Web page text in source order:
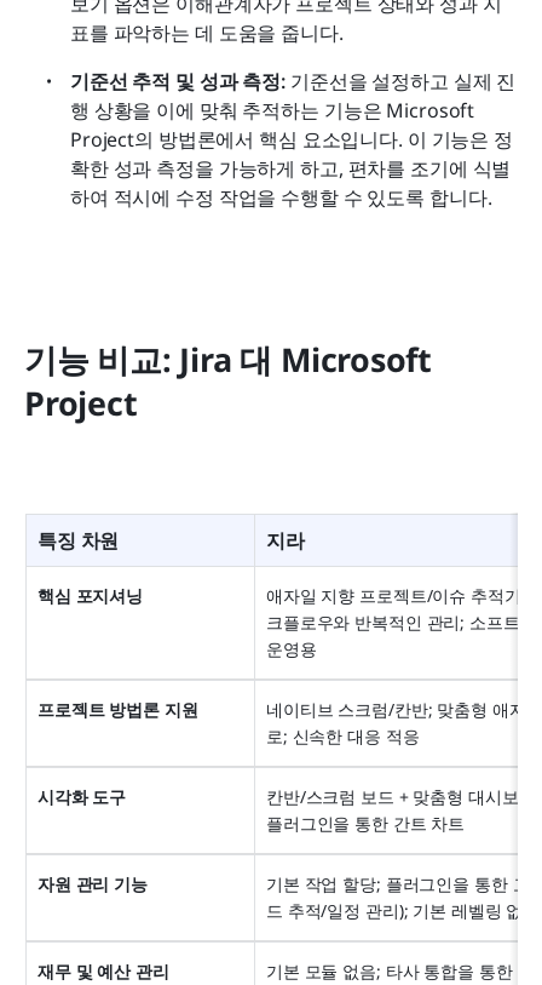
표를 파악하는 데 도움을 줍니다.
기준선 추적 및 성과 측정: 기준선을 설정하고 실제 진
행 상황을 이에 맞춰 추적하는 기능은 Microsoft
Project의 방법론에서 핵심 요소입니다. 이 기능은 정
확한 성과 측정을 가능하게 하고, 편차를 조기에 식별
하여 적시에 수정 작업을 수행할 수 있도록 합니다.
기능 비교: Jira 대 Microsoft
Project
특징 차원 지라
핵심 포지셔닝
애자일 지향 프로젝트/이슈 추적기;
크플로우와 반복적인 관리; 소프트
운영용
프로젝트 방법론 지원
네이티브 스크럼/칸반; 맞춤형 애자
로; 신속한 대응 적응
시각화 도구
칸반/스크럼 보드 + 맞춤형 대시보드
플러그인을 통한 간트 차트
자원 관리 기능
기본 작업 할당; 플러그인을 통한 고
드 추적/일정 관리); 기본 레벨링 없음
재무 및 예산 관리
기본 모듈 없음; 타사 통합을 통한 기